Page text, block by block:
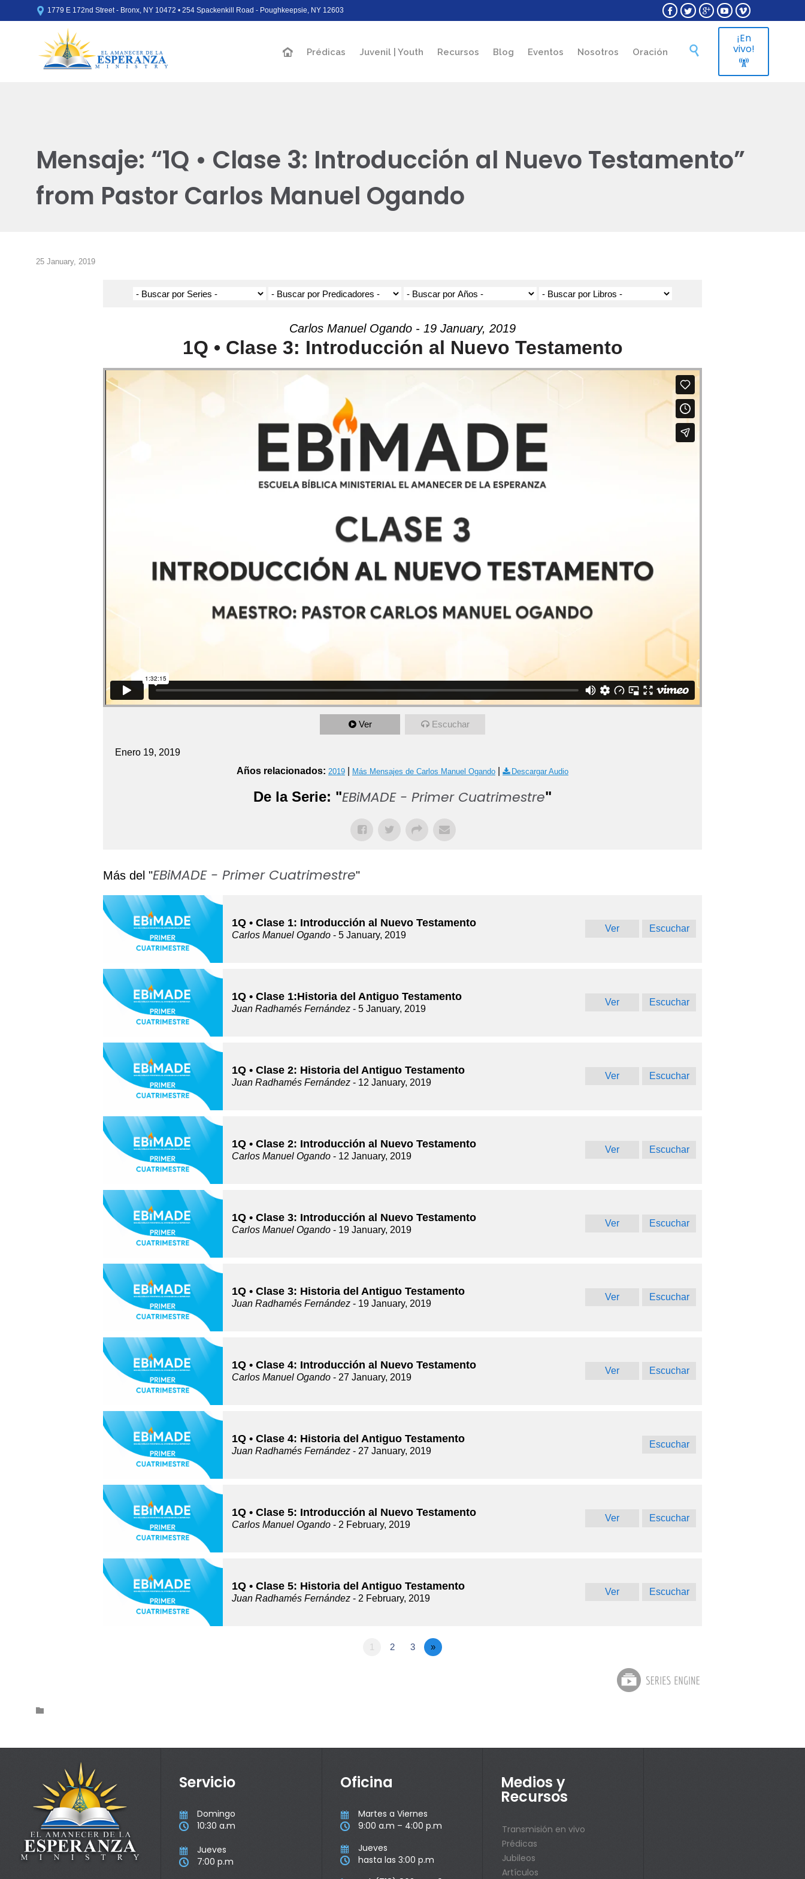
 1779 E 172nd Street - Bronx, NY 10472 • 254 Spackenkill Road - Poughkeepsie, NY 12603     
Skip
Prédicas Juvenil | Youth Recursos Blog Eventos Nosotros Oración 
¡En
vivo!

Mensaje: “1Q • Clase 3: Introducción al Nuevo Testamento”
from Pastor Carlos Manuel Ogando
25 January, 2019
Carlos Manuel Ogando - 19 January, 2019
1Q • Clase 3: Introducción al Nuevo Testamento
Ver Escuchar
Enero 19, 2019
Años relacionados: 2019 Más Mensajes de Carlos Manuel Ogando Descargar Audio
De la Serie: "EBiMADE - Primer Cuatrimestre"
Más del "EBiMADE - Primer Cuatrimestre"
1Q • Clase 1: Introducción al Nuevo Testamento
Carlos Manuel Ogando - 5 January, 2019
Ver Escuchar
1Q • Clase 1:Historia del Antiguo Testamento
Juan Radhamés Fernández - 5 January, 2019
Ver Escuchar
1Q • Clase 2: Historia del Antiguo Testamento
Juan Radhamés Fernández - 12 January, 2019
Ver Escuchar
1Q • Clase 2: Introducción al Nuevo Testamento
Carlos Manuel Ogando - 12 January, 2019
Ver Escuchar
1Q • Clase 3: Introducción al Nuevo Testamento
Carlos Manuel Ogando - 19 January, 2019
Ver Escuchar
1Q • Clase 3: Historia del Antiguo Testamento
Juan Radhamés Fernández - 19 January, 2019
Ver Escuchar
1Q • Clase 4: Introducción al Nuevo Testamento
Carlos Manuel Ogando - 27 January, 2019
Ver Escuchar
1Q • Clase 4: Historia del Antiguo Testamento
Juan Radhamés Fernández - 27 January, 2019
Escuchar
1Q • Clase 5: Introducción al Nuevo Testamento
Carlos Manuel Ogando - 2 February, 2019
Ver Escuchar
1Q • Clase 5: Historia del Antiguo Testamento
Juan Radhamés Fernández - 2 February, 2019
Ver Escuchar
1 2 3 »

Servicio
 Domingo
 10:30 a.m
 Jueves
 7:00 p.m
Oficina
 Martes a Viernes
 9:00 a.m – 4:00 p.m
 Jueves
 hasta las 3:00 p.m
Medios y
Recursos
Transmisión en vivo
Prédicas
Jubileos
Artículos